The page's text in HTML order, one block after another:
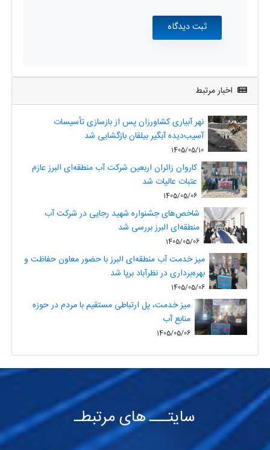
اخبار مرتبط
نهر آبیاری کشاورزان پس از بازسازی تأسیسات
آسیب‌دیده آبگیر بیلقان بازگشایی شد
1405/05/10
کاروان زائران اربعین شرکت آب منطقه‌ای البرز عازم
عتبات عالیات شد
1405/05/06
شاخص‌های جشنواره شهید رجایی در شرکت آب
منطقه‌ای البرز بررسی شد
1405/05/06
میز خدمت آب منطقه‌ای البرز با حضور معاون حفاظت و
بهره‌برداری در نظرآباد برپا شد
1405/05/06
میز خدمت، پل ارتباطی مستقیم با مردم در حوزه
منابع آب
1405/05/06
سایتـــ های مرتبطـ